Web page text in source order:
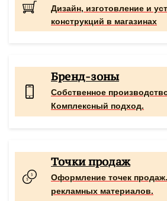
Дизайн, изготовление и
конструкций в магазинах
Бренд-зоны
Собственное
Комплексный подход.
Точки продаж
Оформление точек продаж.
рекламных материалов.